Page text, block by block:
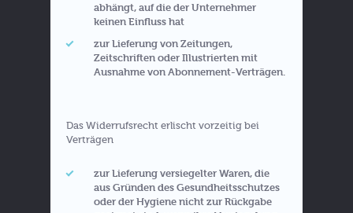
abhängt, auf die der Unternehmer
keinen Einfluss hat
zur Lieferung von Zeitungen,
Zeitschriften oder Illustrierten mit
Ausnahme von Abonnement-Verträgen.
Das Widerrufsrecht erlischt vorzeitig bei
Verträgen
zur Lieferung versiegelter Waren, die
aus Gründen des Gesundheitsschutzes
oder der Hygiene nicht zur Rückgabe